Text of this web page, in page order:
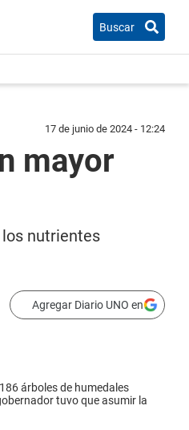
Buscar
17 de junio de 2024 - 12:24
mayor
nutrientes
Agregar Diario UNO en
árboles de humedales
tuvo que asumir la